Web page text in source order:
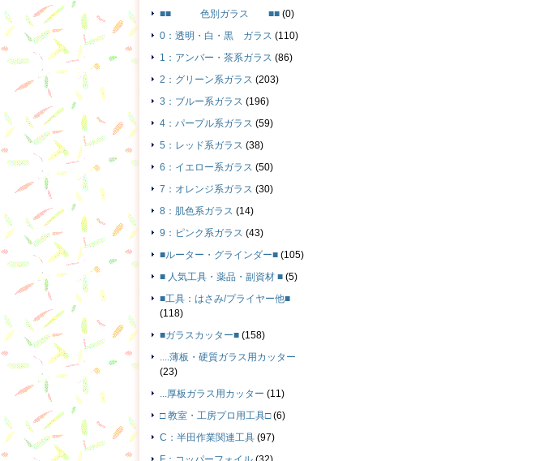
■■ 色別ガラス ■■ (0)
0：透明・白・黒 ガラス (110)
1：アンバー・茶系ガラス (86)
2：グリーン系ガラス (203)
3：ブルー系ガラス (196)
4：パープル系ガラス (59)
5：レッド系ガラス (38)
6：イエロー系ガラス (50)
7：オレンジ系ガラス (30)
8：肌色系ガラス (14)
9：ピンク系ガラス (43)
■ルーター・グラインダー■ (105)
■ 人気工具・薬品・副資材 ■ (5)
■工具：はさみ/プライヤー他■
(118)
■ガラスカッター■ (158)
....薄板・硬質ガラス用カッター
(23)
...厚板ガラス用カッター (11)
□ 教室・工房プロ用工具□ (6)
C：半田作業関連工具 (97)